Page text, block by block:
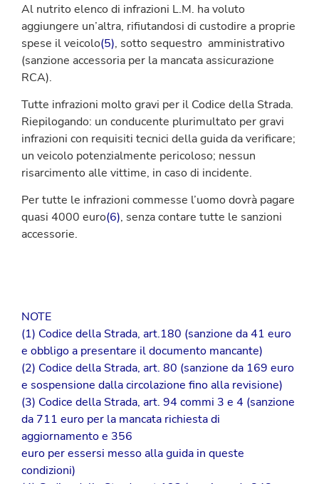
Al nutrito elenco di infrazioni L.M. ha voluto
aggiungere un’altra, rifiutandosi di custodire a proprie
spese il veicolo(5), sotto sequestro amministrativo
(sanzione accessoria per la mancata assicurazione
RCA).
Tutte infrazioni molto gravi per il Codice della Strada.
Riepilogando: un conducente plurimultato per gravi
infrazioni con requisiti tecnici della guida da verificare;
un veicolo potenzialmente pericoloso; nessun
risarcimento alle vittime, in caso di incidente.
Per tutte le infrazioni commesse l’uomo dovrà pagare
quasi 4000 euro(6), senza contare tutte le sanzioni
accessorie.
NOTE
(1) Codice della Strada, art.180 (sanzione da 41 euro
e obbligo a presentare il documento mancante)
(2) Codice della Strada, art. 80 (sanzione da 169 euro
e sospensione dalla circolazione fino alla revisione)
(3) Codice della Strada, art. 94 commi 3 e 4 (sanzione
da 711 euro per la mancata richiesta di
aggiornamento e 356
euro per essersi messo alla guida in queste
condizioni)